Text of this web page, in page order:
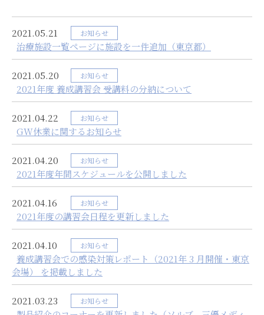
2021.05.21 お知らせ
治療施設一覧ページに施設を一件追加（東京都）
2021.05.20 お知らせ
2021年度 養成講習会 受講料の分納について
2021.04.22 お知らせ
GW休業に関するお知らせ
2021.04.20 お知らせ
2021年度年間スケジュールを公開しました
2021.04.16 お知らせ
2021年度の講習会日程を更新しました
2021.04.10 お知らせ
養成講習会での感染対策レポート（2021年 3 月開催・東京
会場） を掲載しました
2021.03.23 お知らせ